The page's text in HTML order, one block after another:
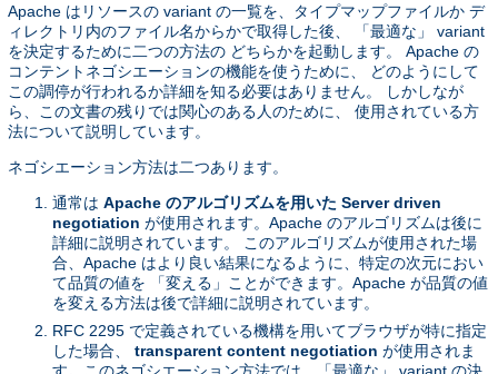
Apache はリソースの variant の一覧を、タイプマップファイルか デ
ィレクトリ内のファイル名からかで取得した後、 「最適な」 variant
を決定するために二つの方法の どちらかを起動します。 Apache の
コンテントネゴシエーションの機能を使うために、 どのようにして
この調停が行われるか詳細を知る必要はありません。 しかしなが
ら、この文書の残りでは関心のある人のために、 使用されている方
法について説明しています。
ネゴシエーション方法は二つあります。
通常は Apache のアルゴリズムを用いた Server driven
negotiation が使用されます。Apache のアルゴリズムは後に
詳細に説明されています。 このアルゴリズムが使用された場
合、Apache はより良い結果になるように、特定の次元におい
て品質の値を 「変える」ことができます。Apache が品質の値
を変える方法は後で詳細に説明されています。
RFC 2295 で定義されている機構を用いてブラウザが特に指定
した場合、 transparent content negotiation が使用されま